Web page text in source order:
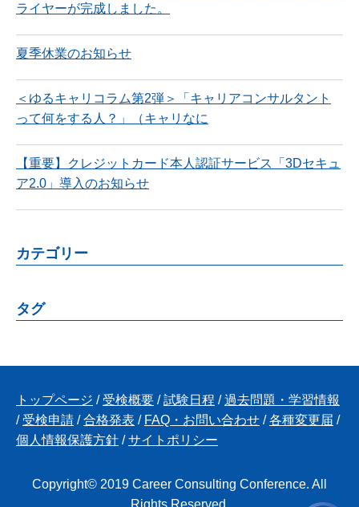
ライヤーが完成しました。
夏季休業のお知らせ
＜ゆるキャリコラム第2弾＞「キャリアコンサルタント
って何をする人？」（キャリなに
【重要】クレジットカード本人認証サービス「3Dセキュ
ア2.0」導入のお知らせ
カテゴリー
タグ
トップページ / 受検概要 /試験日程 /過去問題・学習情報
/ 受検申請 /合格発表 / FAQ・お問い合わせ /各種変更届 /
個人情報保護方針 /サイトポリシー
Copyright© 2019 Career Consulting Conference. All
Rights Reserved.